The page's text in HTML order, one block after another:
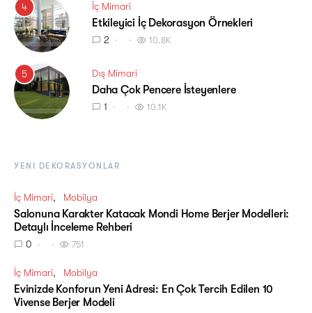
4 İç Mimari
Etkileyici İç Dekorasyon Örnekleri
2 10.8K
5 Dış Mimari
Daha Çok Pencere İsteyenlere
1 10.1K
YENI DEKORASYONLAR
İç Mimari Mobilya
Salonuna Karakter Katacak Mondi Home Berjer Modelleri:
Detaylı İnceleme Rehberi
0 751
İç Mimari Mobilya
Evinizde Konforun Yeni Adresi: En Çok Tercih Edilen 10
Vivense Berjer Modeli